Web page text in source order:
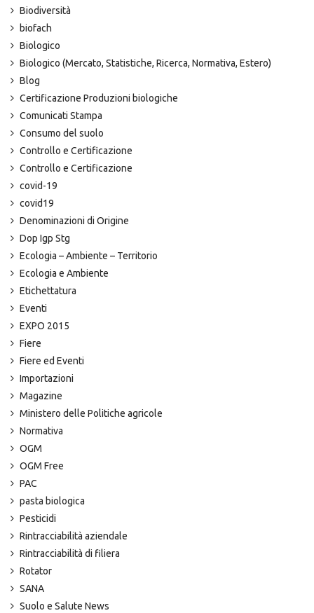
Biodiversità
biofach
Biologico
Biologico (Mercato, Statistiche, Ricerca, Normativa, Estero)
Blog
Certificazione Produzioni biologiche
Comunicati Stampa
Consumo del suolo
Controllo e Certificazione
Controllo e Certificazione
covid-19
covid19
Denominazioni di Origine
Dop Igp Stg
Ecologia – Ambiente – Territorio
Ecologia e Ambiente
Etichettatura
Eventi
EXPO 2015
Fiere
Fiere ed Eventi
Importazioni
Magazine
Ministero delle Politiche agricole
Normativa
OGM
OGM Free
PAC
pasta biologica
Pesticidi
Rintracciabilità aziendale
Rintracciabilità di filiera
Rotator
SANA
Suolo e Salute News